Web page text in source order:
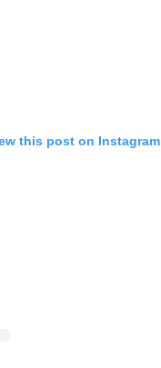
this post on Instagram